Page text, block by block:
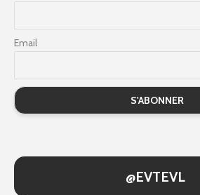
Email
@EVTEVL